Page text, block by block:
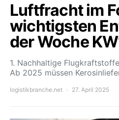
Luftfracht im
wichtigsten
der Woche
1. Nachhaltige
Ab 2025 müssen
logistikbranche.net 27. April 2025